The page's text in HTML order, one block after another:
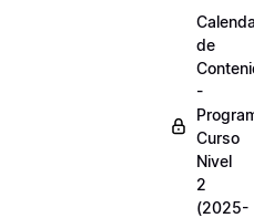
de
-
Curso
Nivel
2
(2025-